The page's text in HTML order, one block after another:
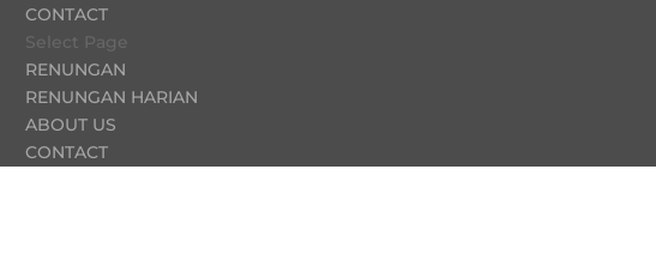
CONTACT
Select Page
RENUNGAN
RENUNGAN HARIAN
ABOUT US
CONTACT